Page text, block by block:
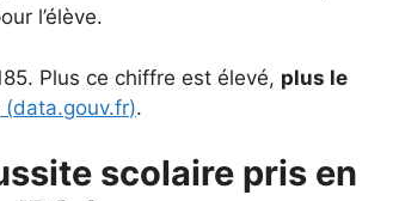
l’élève.
Plus ce chiffre est élevé, plus le
(data.gouv.fr).
scolaire pris en